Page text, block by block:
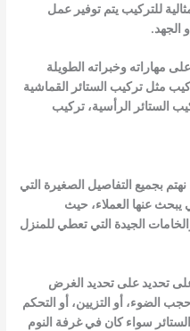
للتركيب يتم توفير عمل
الجهد.
مهاراته وخبراته الطويلة
مثل تركيب الستائر القماشية
الستائر الرأسية، تركيب
بجميع التفاصيل الصغيرة التي
يبحث عنها العملاء، حيث
الجيدة التي تعطي للمنزل
تحديد على تحديد الغرض
الضوء، أو التزيين، أو التحكم
سواء كان في غرفة النوم